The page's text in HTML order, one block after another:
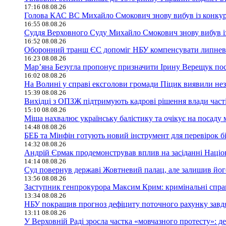
17:16 08.08.26
Голова КАС ВС Михайло Смокович знову вибув із
16:55 08.08.26
Суддя Верховного Суду Михайло Смокович знову вибув
16:52 08.08.26
Оборонний транш ЄС допоміг НБУ компенсувати
16:23 08.08.26
Мар’яна Безугла пропонує призначити Ірину Верещук
16:02 08.08.26
На Волині у справі ексголови громади Піцик виявили
15:39 08.08.26
Вихідці з ОПЗЖ підтримують кадрові рішення влади
15:10 08.08.26
Міша нахвалює українську балістику та очікує на посаду
14:48 08.08.26
БЕБ та Мінфін готують новий інструмент для перевірок
14:32 08.08.26
Андрій Єрмак продемонстрував вплив на засіданні
14:14 08.08.26
Суд повернув державі Жовтневий палац, але залишив
13:56 08.08.26
Заступник генпрокурора Максим Крим: кримінальні
13:34 08.08.26
НБУ покращив прогноз дефіциту поточного рахунку
13:11 08.08.26
У Верховній Раді зросла частка «мовчазного протесту»: